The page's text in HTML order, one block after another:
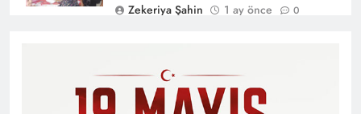
Zekeriya Şahin
1 ay önce 0
BİLGİ YARIŞMASI BÜYÜK BEĞENİ
ALDI